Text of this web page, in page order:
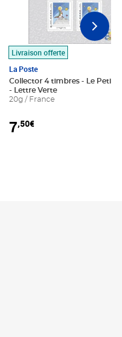
au panier
Livraison offerte
La Poste
Collector 4 timbres - Le Petit
- Lettre Verte
20g / France
7,50€